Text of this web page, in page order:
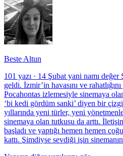
Beste Altun
101 yazı · 14 Şubat yani namı
geldi. İzmir’in havasını ve
Pocahontas izlemesiyle sinemaya
‘bi kedi gördüm sanki’ diyen bir
yıllarında yeni türler, yeni
sinemaya olan tutkusu da arttı.
başladı ve yaptığı hemen hemen
kattı. Şimdiyse sevdiği işin